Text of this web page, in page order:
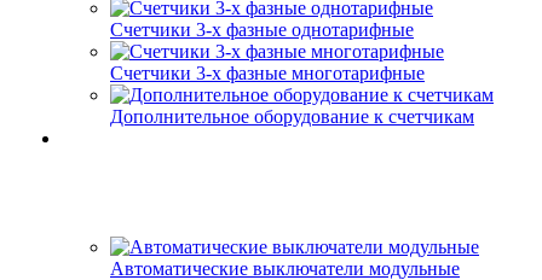
Счетчики 3-х фазные однотарифные
Счетчики 3-х фазные многотарифные
Дополнительное оборудование к счетчикам
Автоматические выключатели модульные